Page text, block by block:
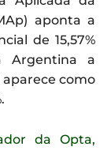
aponta a
de 15,57%
a
aparece como
da Opta,